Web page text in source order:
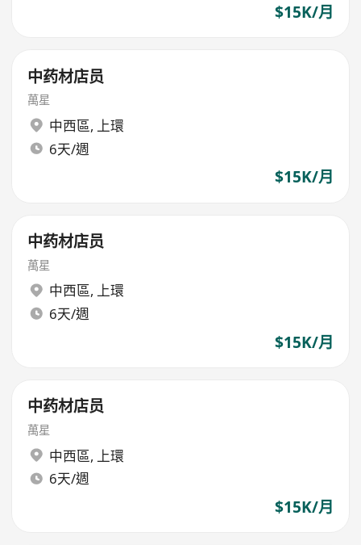
$15K/月
中药材店员
萬星
中西區, 上環
6天/週
$15K/月
中药材店员
萬星
中西區, 上環
6天/週
$15K/月
中药材店员
萬星
中西區, 上環
6天/週
$15K/月